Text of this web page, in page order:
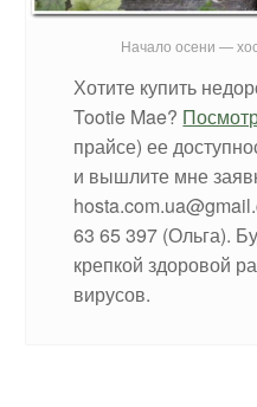
Начало осени —
Хотите купить
Tootie Mae?
прайсе) ее
и вышлите мне
63 65 397 (Ольга).
крепкой здоровой
вирусов.